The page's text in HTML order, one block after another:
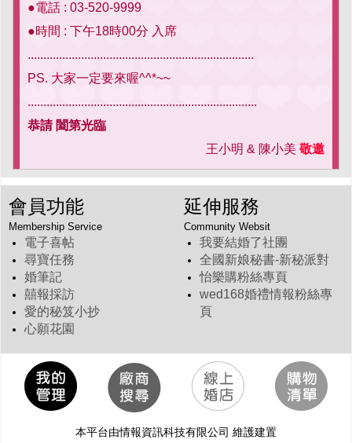
●電話 : 03-520-9999
●時間 : 下午18時00分 入席
........................................................................
PS. 大家一定要來喔^^*~~
.........................................................................
恭請 闔第光臨
王小明 & 陳小美 敬邀
會員功能
Membership Service
電子喜帖
尋寶任務
婚筆記
囍報採訪
愛的秘笈小抄
心願花園
延伸服務
Community Websit
我要結婚了社團
全國新娘秘書-新秘派對
怡樂購粉絲專頁
wed168婚禮情報粉絲專
頁
本平台由情報資訊科技有限公司 維護建置